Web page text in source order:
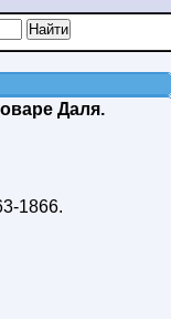
Даля.
1866.